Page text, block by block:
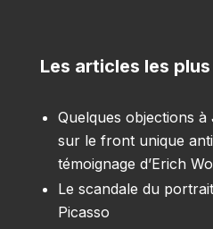
Les articles les
Quelques objections
sur le front unique
témoignage d’Erich
Le scandale du
Picasso